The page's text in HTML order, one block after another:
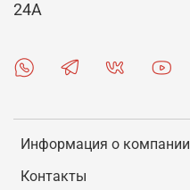
Информация о компании
Контакты
24А